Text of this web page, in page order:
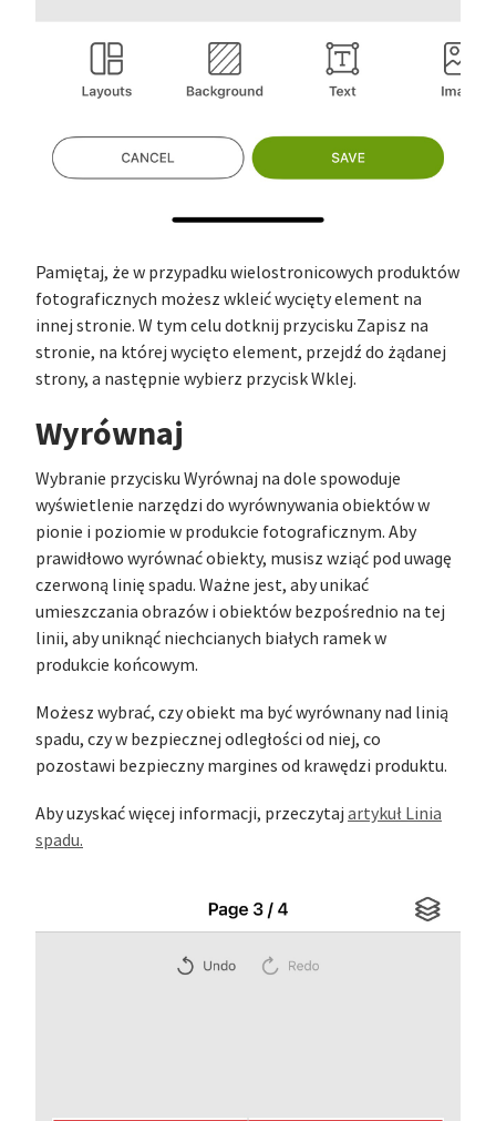
Pamiętaj, że w przypadku wielostronicowych produktów
fotograficznych możesz wkleić wycięty element na
innej stronie. W tym celu dotknij przycisku Zapisz na
stronie, na której wycięto element, przejdź do żądanej
strony, a następnie wybierz przycisk Wklej.
Wyrównaj
Wybranie przycisku Wyrównaj na dole spowoduje
wyświetlenie narzędzi do wyrównywania obiektów w
pionie i poziomie w produkcie fotograficznym. Aby
prawidłowo wyrównać obiekty, musisz wziąć pod uwagę
czerwoną linię spadu. Ważne jest, aby unikać
umieszczania obrazów i obiektów bezpośrednio na tej
linii, aby uniknąć niechcianych białych ramek w
produkcie końcowym.
Możesz wybrać, czy obiekt ma być wyrównany nad linią
spadu, czy w bezpiecznej odległości od niej, co
pozostawi bezpieczny margines od krawędzi produktu.
Aby uzyskać więcej informacji, przeczytaj artykuł Linia
spadu.